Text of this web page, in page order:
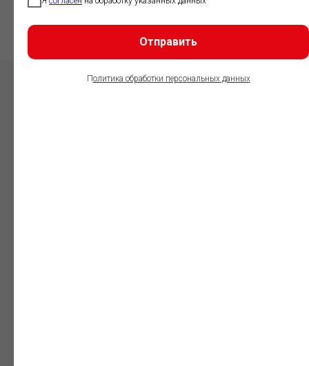
Отправить
Политика обработки персональных данных